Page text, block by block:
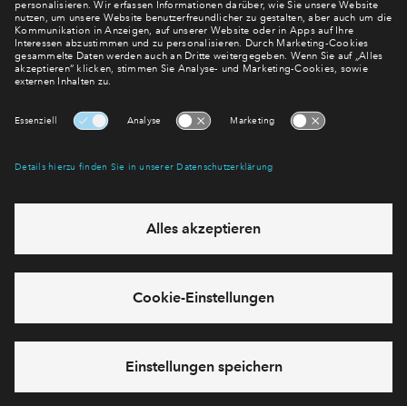
mehr! Wir halten Sie auf dem Laufenden – mit unserem
regelmäßig erscheinenden Newsletter informieren wir Sie
über den Stand dieses und weiterer Neubauprojekte.
Abonnieren
für unsereDatenschutzerklärung
Formular: